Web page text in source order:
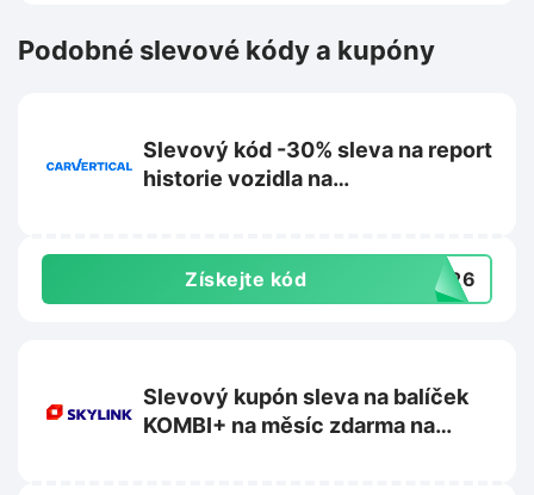
Podobné slevové kódy a kupóny
Slevový kód -30% sleva na report
historie vozidla na
Získejte kód 2026
Slevový kupón sleva na balíček
KOMBI+ na měsíc zdarma na